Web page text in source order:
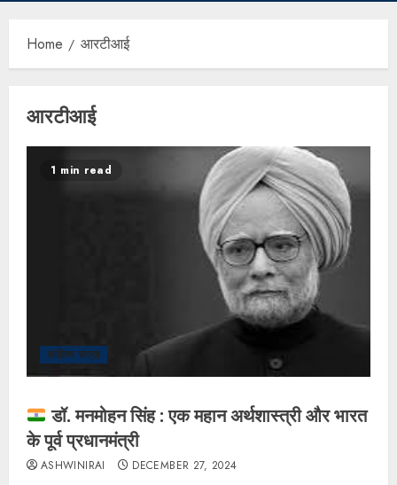
Home आरटीआई
आरटीआई
1 min read
साहित्य संग्रह
डॉ. मनमोहन सिंह : एक महान अर्थशास्त्री और भारत
के पूर्व प्रधानमंत्री
ASHWINIRAI DECEMBER 27, 2024